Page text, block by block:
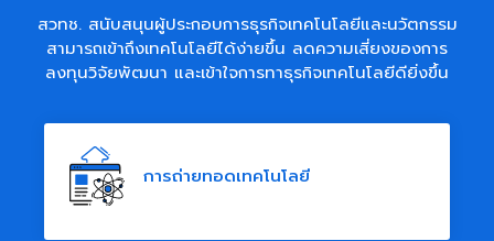
สวทช. สนับสนุนผู้ประกอบการธุรกิจเทคโนโลยีและนวัตกรรม
สามารถเข้าถึงเทคโนโลยีได้ง่ายขึ้น ลดความเสี่ยงของการ
ลงทุนวิจัยพัฒนา และเข้าใจการทาธุรกิจเทคโนโลยีดียิ่งขึ้น
การถ่ายทอดเทคโนโลยี